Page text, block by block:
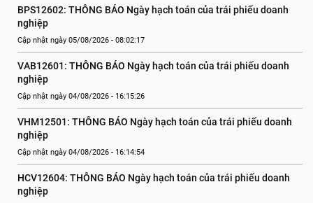
BPS12602: THÔNG BÁO Ngày hạch toán của trái phiếu doanh
nghiệp
Cập nhật ngày 05/08/2026 - 08:02:17
VAB12601: THÔNG BÁO Ngày hạch toán của trái phiếu doanh
nghiệp
Cập nhật ngày 04/08/2026 - 16:15:26
VHM12501: THÔNG BÁO Ngày hạch toán của trái phiếu doanh
nghiệp
Cập nhật ngày 04/08/2026 - 16:14:54
HCV12604: THÔNG BÁO Ngày hạch toán của trái phiếu doanh
nghiệp